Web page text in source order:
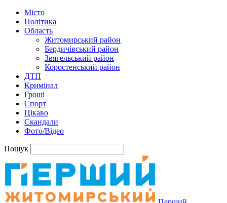
Місто
Політика
Область
Житомирський район
Бердичівський район
Звягельський район
Коростенський район
ДТП
Кримінал
Гроші
Спорт
Цікаво
Скандали
Фото/Відео
Пошук